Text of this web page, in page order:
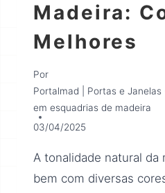
Madeira:
Melhores
Por
Portalmad | Portas e
em esquadrias de madeira
03/04/2025
A tonalidade natural da
bem com diversas